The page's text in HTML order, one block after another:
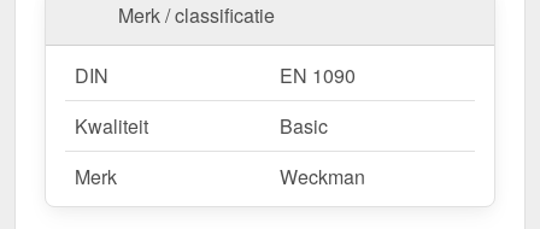
Merk / classificatie
DIN
EN 1090
Kwaliteit
Basic
Merk
Weckman